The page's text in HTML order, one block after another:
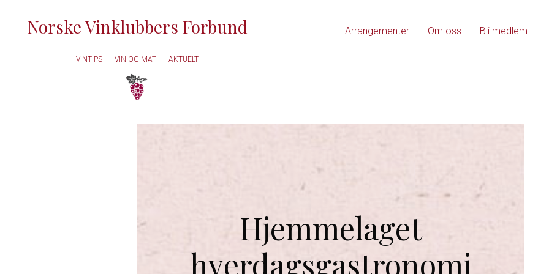
Norske Vinklubbers Forbund Arrangementer Om oss Bli medlem
VINTIPS VIN OG MAT AKTUELT
Hjemmelaget
hverdagsgastronomi